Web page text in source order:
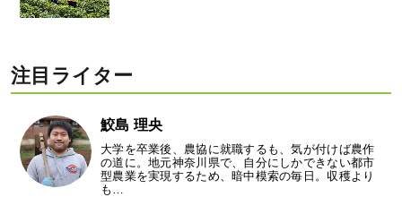
注目ライター
鮫島 理央
大学を卒業後、農協に就職するも、気が付けば農作
の道に。地元神奈川県で、自分にしかできない都市
型農業を実現するため、暗中模索の毎日。収穫より
も…